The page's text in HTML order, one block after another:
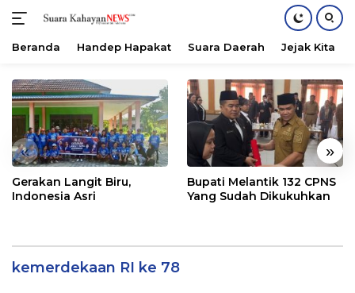
konten
Beranda Handep Hapakat Suara Daerah Jejak Kita
« »
Gerakan Langit Biru,
Indonesia Asri
Bupati Melantik 132 CPNS
Yang Sudah Dikukuhkan
kemerdekaan RI ke 78